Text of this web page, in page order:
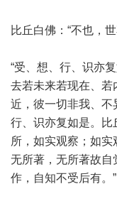
比丘白佛：“不也，
“受、想、行、识亦
去若未来若现在、若
近，彼一切非我、不
行、识亦复如是。比
所，如实观察；如
无所著，无所著故自
作，自知不受后有。”